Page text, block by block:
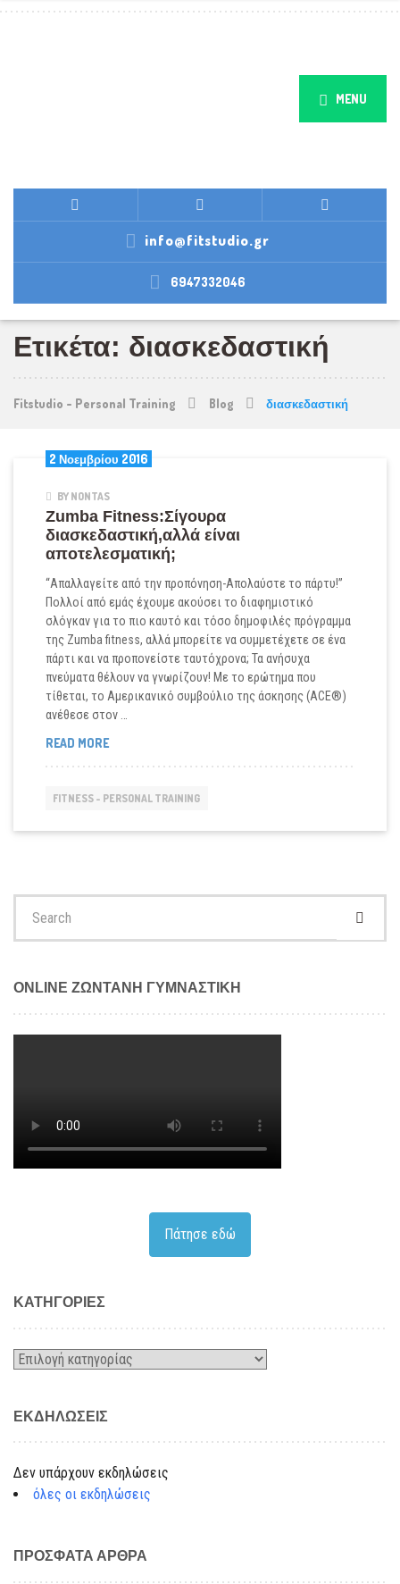
MENU
info@fitstudio.gr
6947332046
Ετικέτα: διασκεδαστική
Fitstudio - Personal Training Blog διασκεδαστική
2 Νοεμβρίου 2016
BY NONTAS
Zumba Fitness:Σίγουρα
διασκεδαστική,αλλά είναι
αποτελεσματική;
“Απαλλαγείτε από την προπόνηση-Απολαύστε το πάρτυ!”
Πολλοί από εμάς έχουμε ακούσει το διαφημιστικό
σλόγκαν για το πιο καυτό και τόσο δημοφιλές πρόγραμμα
της Zumba fitness, αλλά μπορείτε να συμμετέχετε σε ένα
πάρτι και να προπονείστε ταυτόχρονα; Τα ανήσυχα
πνεύματα θέλουν να γνωρίζουν! Με το ερώτημα που
τίθεται, το Αμερικανικό συμβούλιο της άσκησης (ACE®)
ανέθεσε στον …
READ MOREZUMBA
ΕΊΝΑΙ
FITNESS - PERSONAL TRAINING
ONLINE ΖΩΝΤΑΝΗ ΓΥΜΝΑΣΤΙΚΗ
Πάτησε εδώ
KΑΤΗΓΟΡΊΕΣ
Kατηγορίες
ΕΚΔΗΛΏΣΕΙΣ
Δεν υπάρχουν εκδηλώσεις
όλες οι εκδηλώσεις
ΠΡΌΣΦΑΤΑ ΆΡΘΡΑ